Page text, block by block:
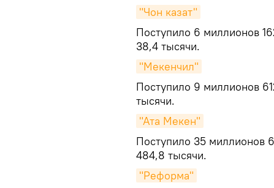
"Чон казат"
Поступило 6 миллионов
38,4 тысячи.
"Мекенчил"
Поступило 9 миллионов
тысячи.
"Ата Мекен"
Поступило 35 миллионов
484,8 тысячи.
"Реформа"